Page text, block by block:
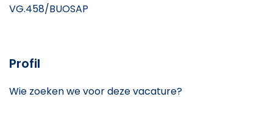
VG.458/BUOSAP
Profil
Wie zoeken we voor deze vacature?